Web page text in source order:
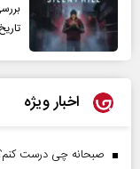
اخبار ویژه